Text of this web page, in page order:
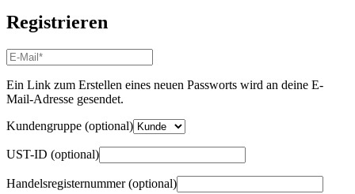
Registrieren
E-
Mail-
Adresse*
Erforderlich
Ein Link zum Erstellen eines neuen Passworts wird an deine E-
Mail-Adresse gesendet.
Kundengruppe (optional)
UST-ID (optional)
Handelsregisternummer(optional)